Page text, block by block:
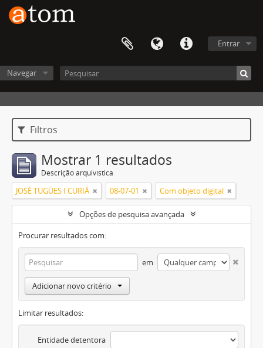
Entrar
Navegar
Filtros
Mostrar 1 resultados
Descrição arquivística
JOSÉ TUGÚES I CURIÁ 08-07-01 Com objeto digital
Opções de pesquisa avançada
Procurar resultados com:
em
Adicionar novo critério
Limitar resultados:
Entidade detentora